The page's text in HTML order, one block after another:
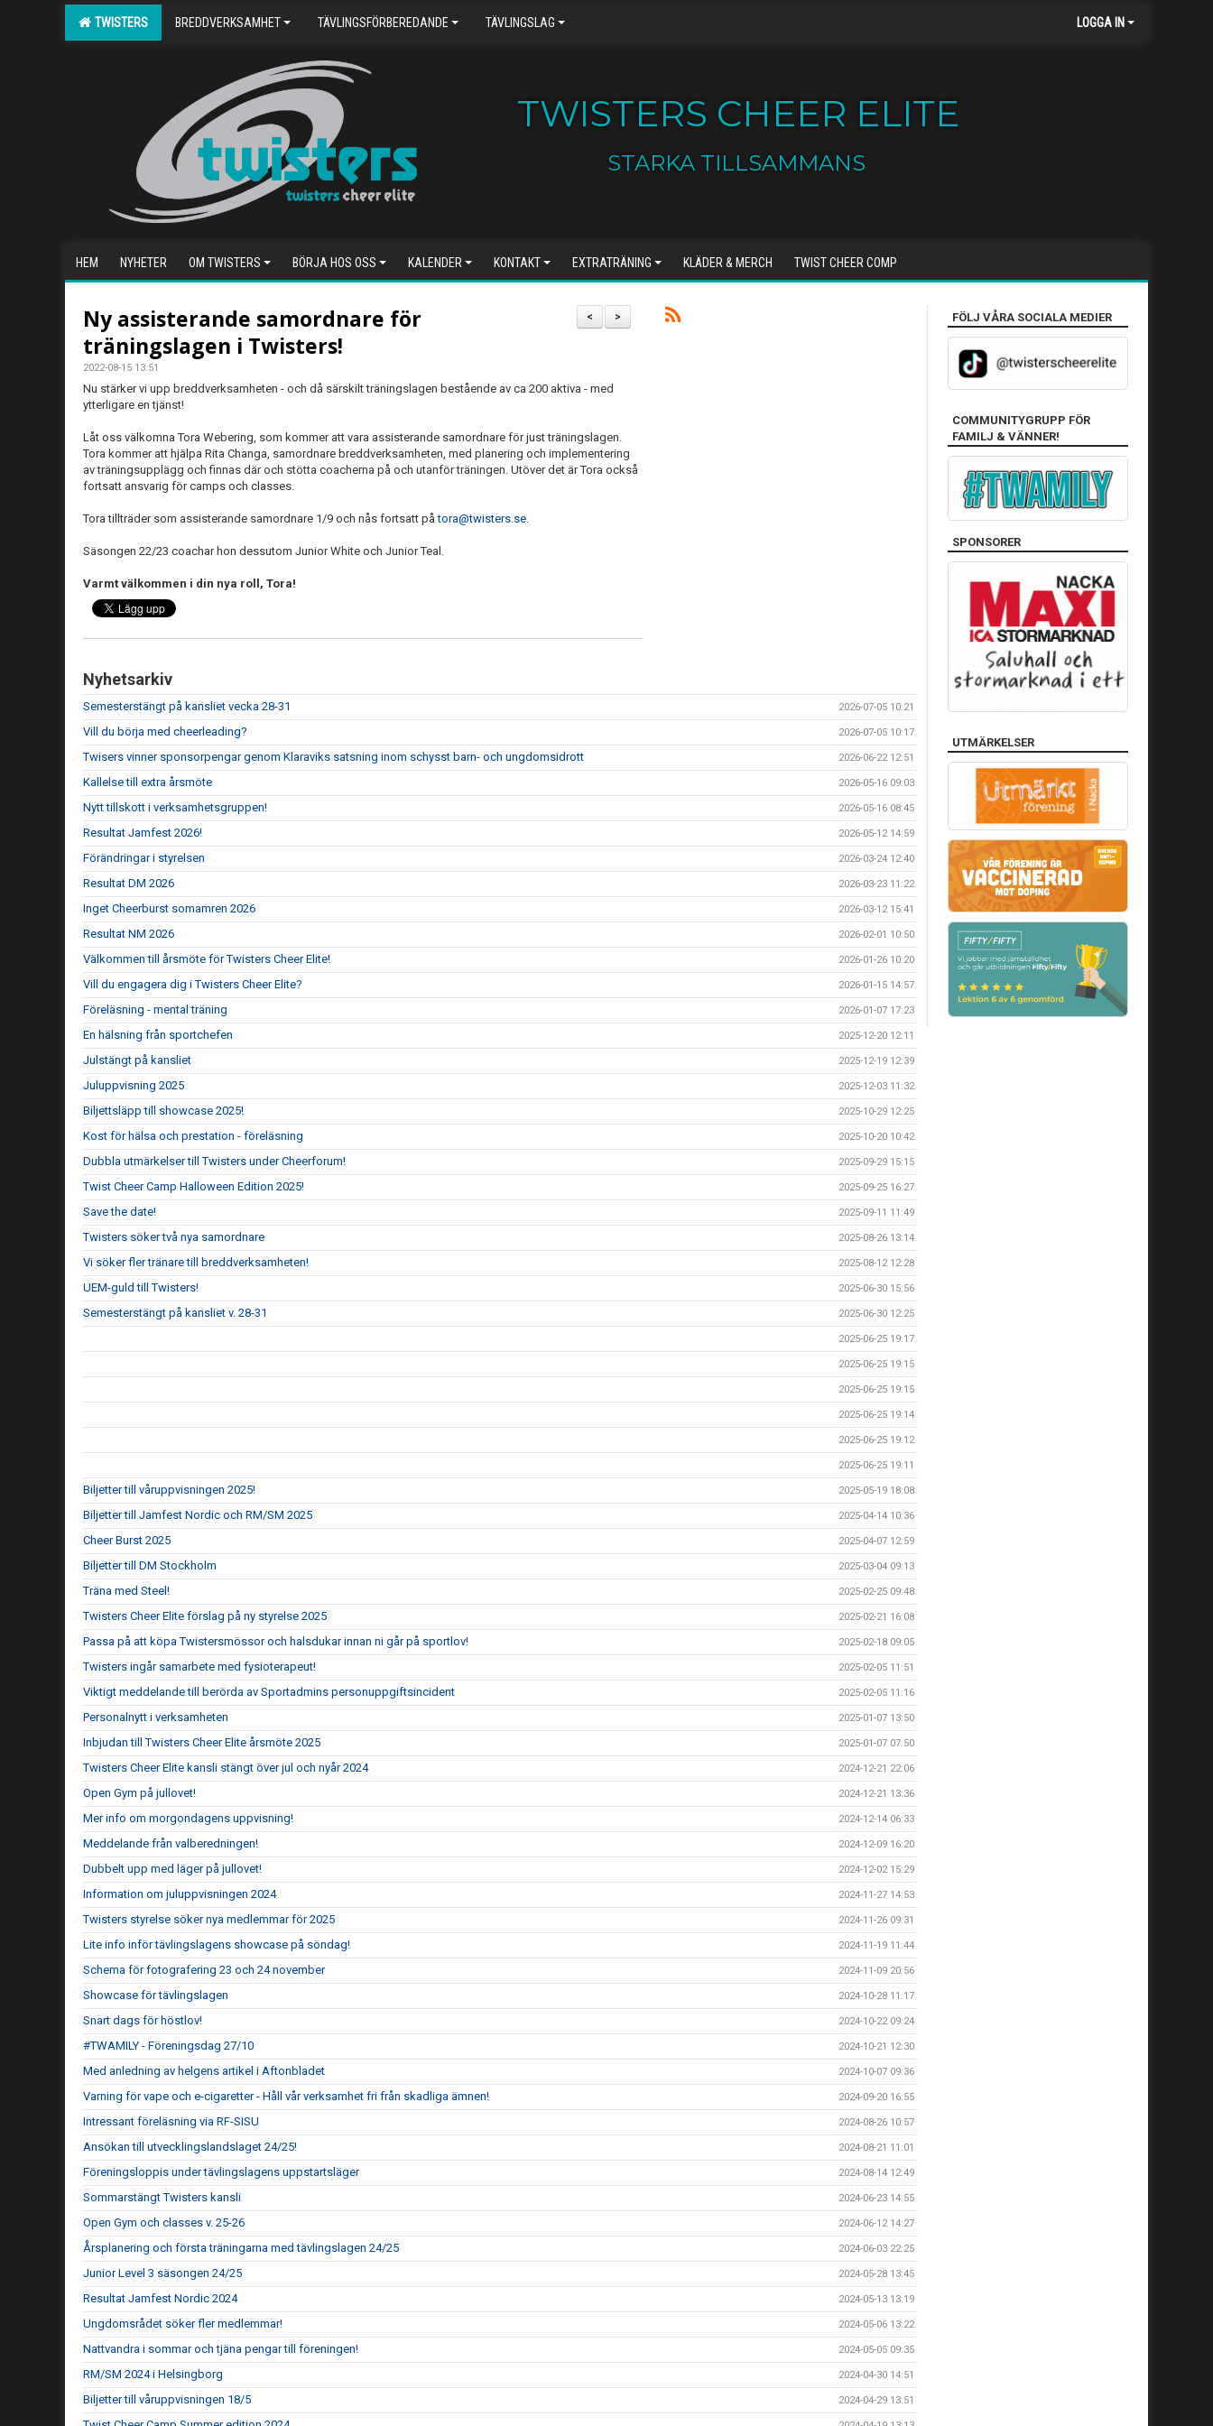
TWISTERS BREDDVERKSAMHET TÄVLINGSFÖRBEREDANDE TÄVLINGSLAG LOGGA IN
TWISTERS CHEER ELITE
STARKA TILLSAMMANS
HEM NYHETER OM TWISTERS BÖRJA HOS OSS KALENDER KONTAKT EXTRATRÄNING KLÄDER & MERCH TWIST CHEER COMP
>
<
Ny assisterande samordnare för
träningslagen i Twisters!
2022-08-15 13:51
Nu stärker vi upp breddverksamheten - och då särskilt träningslagen bestående av ca 200 aktiva - med
ytterligare en tjänst!
Låt oss välkomna Tora Webering, som kommer att vara assisterande samordnare för just träningslagen.
Tora kommer att hjälpa Rita Changa, samordnare breddverksamheten, med planering och implementering
av träningsupplägg och finnas där och stötta coacherna på och utanför träningen. Utöver det är Tora också
fortsatt ansvarig för camps och classes.
Tora tillträder som assisterande samordnare 1/9 och nås fortsatt påtora@twisters.se.
Säsongen 22/23 coachar hon dessutom Junior White och Junior Teal.
Varmt välkommen i din nya roll, Tora!
Nyhetsarkiv
Semesterstängt på kansliet vecka 28-31 2026-07-05 10:21
Vill du börja med cheerleading? 2026-07-05 10:17
Twisers vinner sponsorpengar genom Klaraviks satsning inom schysst barn- och ungdomsidrott 2026-06-22 12:51
Kallelse till extra årsmöte 2026-05-16 09:03
Nytt tillskott i verksamhetsgruppen! 2026-05-16 08:45
Resultat Jamfest 2026! 2026-05-12 14:59
Förändringar i styrelsen 2026-03-24 12:40
Resultat DM 2026 2026-03-23 11:22
Inget Cheerburst somamren 2026 2026-03-12 15:41
Resultat NM 2026 2026-02-01 10:50
Välkommen till årsmöte för Twisters Cheer Elite! 2026-01-26 10:20
Vill du engagera dig i Twisters Cheer Elite? 2026-01-15 14:57
Föreläsning - mental träning 2026-01-07 17:23
En hälsning från sportchefen 2025-12-20 12:11
Julstängt på kansliet 2025-12-19 12:39
Juluppvisning 2025 2025-12-03 11:32
Biljettsläpp till showcase 2025! 2025-10-29 12:25
Kost för hälsa och prestation - föreläsning 2025-10-20 10:42
Dubbla utmärkelser till Twisters under Cheerforum! 2025-09-29 15:15
Twist Cheer Camp Halloween Edition 2025! 2025-09-25 16:27
Save the date! 2025-09-11 11:49
Twisters söker två nya samordnare 2025-08-26 13:14
Vi söker fler tränare till breddverksamheten! 2025-08-12 12:28
UEM-guld till Twisters! 2025-06-30 15:56
Semesterstängt på kansliet v. 28-31 2025-06-30 12:25
2025-06-25 19:17
2025-06-25 19:15
2025-06-25 19:15
2025-06-25 19:14
2025-06-25 19:12
2025-06-25 19:11
Biljetter till våruppvisningen 2025! 2025-05-19 18:08
Biljetter till Jamfest Nordic och RM/SM 2025 2025-04-14 10:36
Cheer Burst 2025 2025-04-07 12:59
Biljetter till DM Stockholm 2025-03-04 09:13
Träna med Steel! 2025-02-25 09:48
Twisters Cheer Elite förslag på ny styrelse 2025 2025-02-21 16:08
Passa på att köpa Twistersmössor och halsdukar innan ni går på sportlov! 2025-02-18 09:05
Twisters ingår samarbete med fysioterapeut! 2025-02-05 11:51
Viktigt meddelande till berörda av Sportadmins personuppgiftsincident 2025-02-05 11:16
Personalnytt i verksamheten 2025-01-07 13:50
Inbjudan till Twisters Cheer Elite årsmöte 2025 2025-01-07 07:50
Twisters Cheer Elite kansli stängt över jul och nyår 2024 2024-12-21 22:06
Open Gym på jullovet! 2024-12-21 13:36
Mer info om morgondagens uppvisning! 2024-12-14 06:33
Meddelande från valberedningen! 2024-12-09 16:20
Dubbelt upp med läger på jullovet! 2024-12-02 15:29
Information om juluppvisningen 2024 2024-11-27 14:53
Twisters styrelse söker nya medlemmar för 2025 2024-11-26 09:31
Lite info inför tävlingslagens showcase på söndag! 2024-11-19 11:44
Schema för fotografering 23 och 24 november 2024-11-09 20:56
Showcase för tävlingslagen 2024-10-28 11:17
Snart dags för höstlov! 2024-10-22 09:24
#TWAMILY - Föreningsdag 27/10 2024-10-21 12:30
Med anledning av helgens artikel i Aftonbladet 2024-10-07 09:36
Varning för vape och e-cigaretter - Håll vår verksamhet fri från skadliga ämnen! 2024-09-20 16:55
Intressant föreläsning via RF-SISU 2024-08-26 10:57
Ansökan till utvecklingslandslaget 24/25! 2024-08-21 11:01
Föreningsloppis under tävlingslagens uppstartsläger 2024-08-14 12:49
Sommarstängt Twisters kansli 2024-06-23 14:55
Open Gym och classes v. 25-26 2024-06-12 14:27
Årsplanering och första träningarna med tävlingslagen 24/25 2024-06-03 22:25
Junior Level 3 säsongen 24/25 2024-05-28 13:45
Resultat Jamfest Nordic 2024 2024-05-13 13:19
Ungdomsrådet söker fler medlemmar! 2024-05-06 13:22
Nattvandra i sommar och tjäna pengar till föreningen! 2024-05-05 09:35
RM/SM 2024 i Helsingborg 2024-04-30 14:51
Biljetter till våruppvisningen 18/5 2024-04-29 13:51
FÖLJ VÅRA SOCIALA MEDIER
COMMUNITYGRUPP FÖR
FAMILJ & VÄNNER!
SPONSORER
UTMÄRKELSER